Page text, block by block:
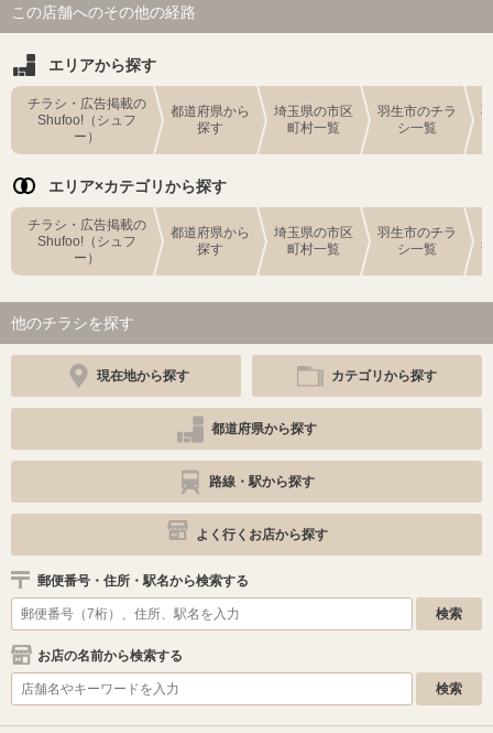
この店舗へのその他の経路
エリアから探す
チラシ・広告掲載の
Shufoo!（シュフ
ー）
都道府県から
探す
埼玉県の市区
町村一覧
羽生市のチラ
シ一覧
エリア×カテゴリから探す
チラシ・広告掲載の
Shufoo!（シュフ
ー）
都道府県から
探す
埼玉県の市区
町村一覧
羽生市のチラ
シ一覧
他のチラシを探す
現在地から探す カテゴリから探す
都道府県から探す
路線・駅から探す
よく行くお店から探す
郵便番号・住所・駅名から検索する
お店の名前から検索する